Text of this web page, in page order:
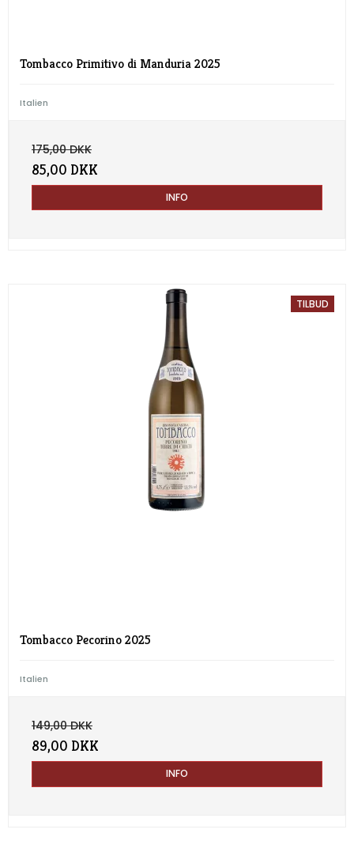
Tombacco Primitivo di Manduria 2025
Italien
175,00 DKK
85,00 DKK
INFO
TILBUD
Tombacco Pecorino 2025
Italien
149,00 DKK
89,00 DKK
INFO